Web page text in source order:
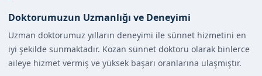
Doktorumuzun Uzmanlığı ve Deneyimi
Uzman doktorumuz yılların deneyimi ile sünnet hizmetini en
iyi şekilde sunmaktadır. Kozan sünnet doktoru olarak binlerce
aileye hizmet vermiş ve yüksek başarı oranlarına ulaşmıştır.